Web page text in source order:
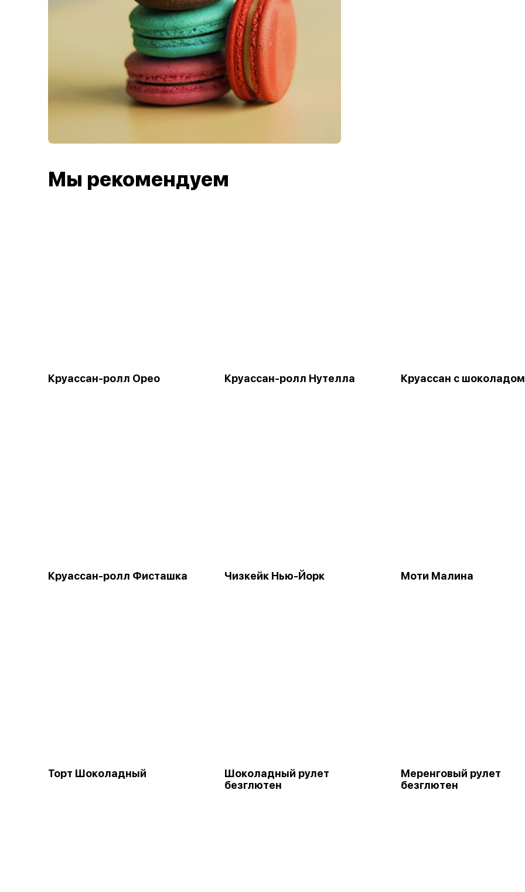
Мы рекомендуем
Круассан-ролл Орео Круассан-ролл Нутелла Круассан с шоколадом
Круассан-ролл Фисташка Чизкейк Нью-Йорк Моти Малина
Торт Шоколадный
Шоколадный рулет
безглютен
Меренговый рулет
безглютен